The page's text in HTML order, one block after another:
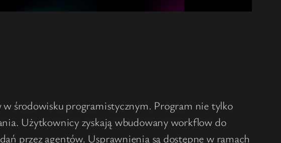
w środowisku programistycznym. Program nie tylko
Użytkownicy zyskają wbudowany workflow do
przez agentów. Usprawnienia są dostępne w ramach